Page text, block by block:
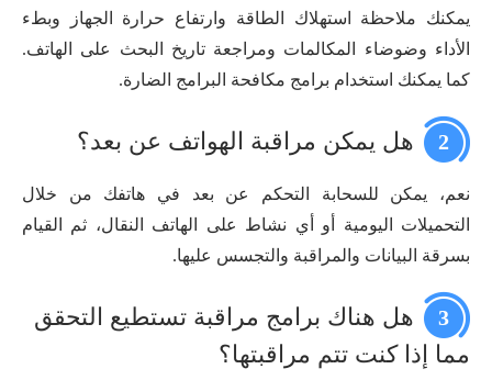
يمكنك ملاحظة استهلاك الطاقة وارتفاع حرارة الجهاز وبطء
الأداء وضوضاء المكالمات ومراجعة تاريخ البحث على الهاتف.
كما يمكنك استخدام برامج مكافحة البرامج الضارة.
2 هل يمكن مراقبة الهواتف عن بعد؟
نعم، يمكن للسحابة التحكم عن بعد في هاتفك من خلال
التحميلات اليومية أو أي نشاط على الهاتف النقال، ثم القيام
بسرقة البيانات والمراقبة والتجسس عليها.
3
هل هناك برامج مراقبة تستطيع التحقق
مما إذا كنت تتم مراقبتها؟